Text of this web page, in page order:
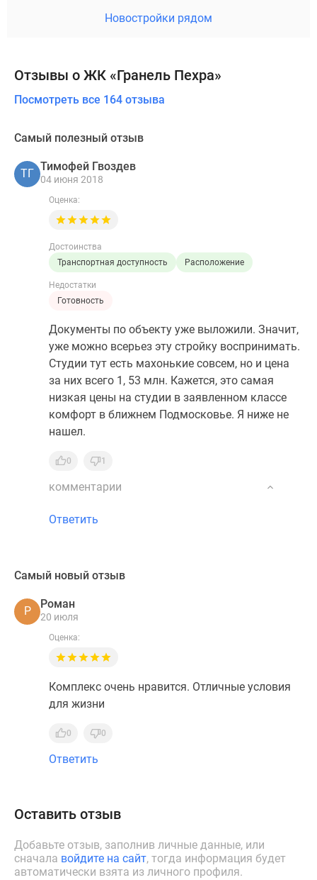
Новостройки рядом
Отзывы о ЖК «Гранель Пехра»
Посмотреть все 164 отзыва
Самый полезный отзыв
ТГ
Тимофей Гвоздев
04 июня 2018
Оценка:
Достоинства
Транспортная доступность
Расположение
Недостатки
Готовность
Документы по объекту уже выложили. Значит,
уже можно всерьез эту стройку воспринимать.
Студии тут есть махонькие совсем, но и цена
за них всего 1, 53 млн. Кажется, это самая
низкая цены на студии в заявленном классе
комфорт в ближнем Подмосковье. Я ниже не
нашел.
0 1
комментарии
Ответить
Самый новый отзыв
Р
Роман
20 июля
Оценка:
Комплекс очень нравится. Отличные условия
для жизни
0 0
Ответить
Оставить отзыв
Добавьте отзыв, заполнив личные данные, или
сначала войдите на сайт, тогда информация будет
автоматически взята из личного профиля.